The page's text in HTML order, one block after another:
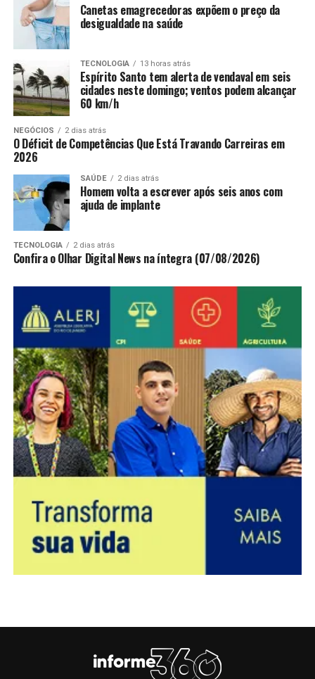
Canetas emagrecedoras expõem o preço da
desigualdade na saúde
TECNOLOGIA 13 horas atrás
Espírito Santo tem alerta de vendaval em seis
cidades neste domingo; ventos podem alcançar
60 km/h
NEGÓCIOS 2 dias atrás
O Déficit de Competências Que Está Travando Carreiras em
2026
SAÚDE 2 dias atrás
Homem volta a escrever após seis anos com
ajuda de implante
TECNOLOGIA 2 dias atrás
Confira o Olhar Digital News na íntegra (07/08/2026)